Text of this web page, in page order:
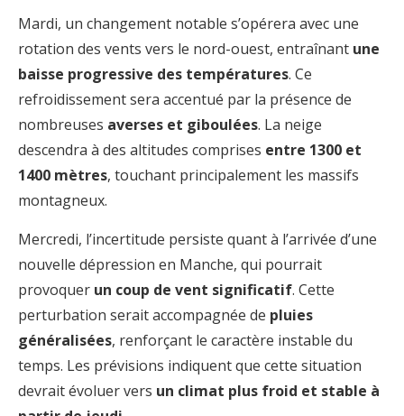
Mardi, un changement notable s’opérera avec une
rotation des vents vers le nord-ouest, entraînant une
baisse progressive des températures. Ce
refroidissement sera accentué par la présence de
nombreuses averses et giboulées. La neige
descendra à des altitudes comprises entre 1300 et
1400 mètres, touchant principalement les massifs
montagneux.
Mercredi, l’incertitude persiste quant à l’arrivée d’une
nouvelle dépression en Manche, qui pourrait
provoquer un coup de vent significatif. Cette
perturbation serait accompagnée de pluies
généralisées, renforçant le caractère instable du
temps. Les prévisions indiquent que cette situation
devrait évoluer vers un climat plus froid et stable à